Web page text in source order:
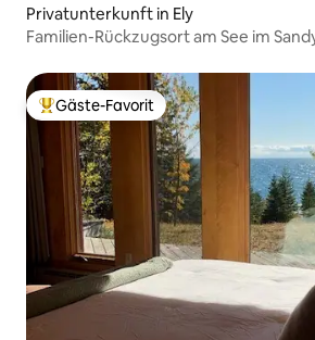
Privatunterkunft in Ely
Familien-Rückzugsort am See im
Beliebter Gäste-Favorit.
Gäste-Favorit